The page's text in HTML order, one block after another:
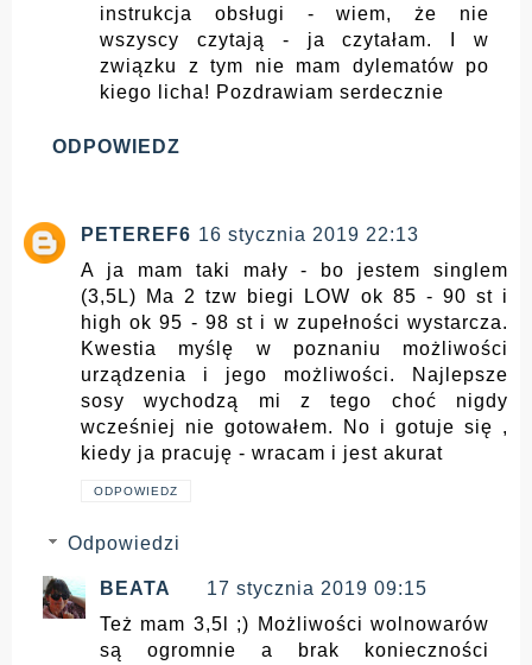
instrukcja obsługi - wiem, że nie
wszyscy czytają - ja czytałam. I w
związku z tym nie mam dylematów po
kiego licha! Pozdrawiam serdecznie
ODPOWIEDZ
PETEREF6 16 stycznia 2019 22:13
A ja mam taki mały - bo jestem singlem
(3,5L) Ma 2 tzw biegi LOW ok 85 - 90 st i
high ok 95 - 98 st i w zupełności wystarcza.
Kwestia myślę w poznaniu możliwości
urządzenia i jego możliwości. Najlepsze
sosy wychodzą mi z tego choć nigdy
wcześniej nie gotowałem. No i gotuje się ,
kiedy ja pracuję - wracam i jest akurat
ODPOWIEDZ
Odpowiedzi
BEATA
17 stycznia 2019 09:15
Też mam 3,5l ;) Możliwości wolnowarów
są ogromnie a brak konieczności